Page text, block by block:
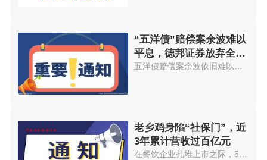
“五洋债”赔偿案余波难以
平息，德邦证券放弃全额
兜底赔偿责任
老乡鸡身陷“社保门”，近
3年累计营收过百亿元
在餐饮企业扎堆上市之际，5月19...